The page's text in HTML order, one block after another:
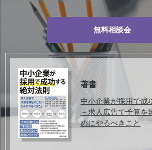
無料相談会
著書
中小企業が採用で成
－求人広告で予算を
めにやるべきこと